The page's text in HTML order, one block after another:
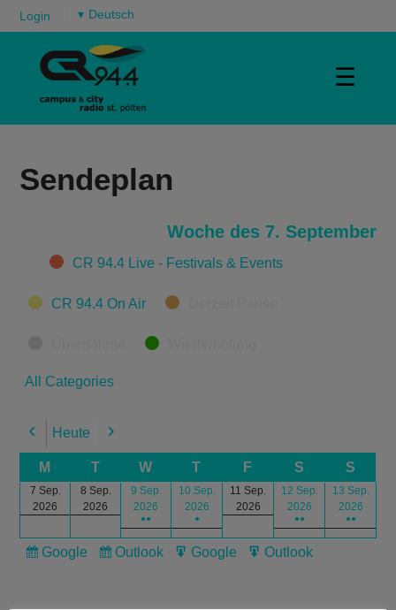
Login ▾
☰
Sendeplan
Woche des 7. September
CategoriesCR 94.4 Live - Festivals & Events
CR 94.4 On Air
All Categories
Previous
Heute Next
M T W T F S S
7 Sep.
2026
8 Sep.
2026
9 Sep.
2026
●●
10 Sep.
2026
●
11 Sep.
2026
12 Sep.
2026
●●
13 Sep.
2026
●●
Subscribe
Google
Subscribe
Outlook
Export
Google
Export
Outlook